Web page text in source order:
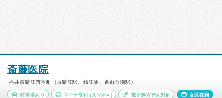
斎藤医院
福井県鯖江市本町（西鯖江駅、鯖江駅、西山公園駅）
駐車場あり マイナ受付(スマホ可) 電子処方せん対応 女医在籍